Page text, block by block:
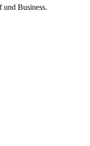
Business.